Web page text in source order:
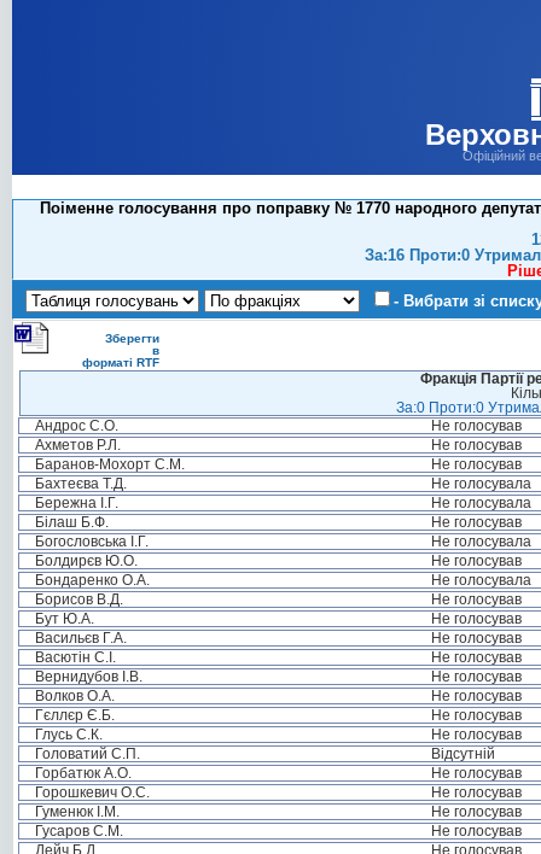
Офіційний
Поіменне голосування про поправку № 1770 народного
За:16 Проти:0
- Вибрати зі
Зберегти
в
форматі RTF
Фракція Партії
За:0 Проти:0
Андрос С.О.
Не голосував
Ахметов Р.Л.
Не голосував
Баранов-Мохорт С.М.
Не голосував
Бахтеєва Т.Д.
Не голосувала
Бережна І.Г.
Не голосувала
Білаш Б.Ф.
Не голосував
Богословська І.Г.
Не голосувала
Болдирєв Ю.О.
Не голосував
Бондаренко О.А.
Не голосувала
Борисов В.Д.
Не голосував
Бут Ю.А.
Не голосував
Васильєв Г.А.
Не голосував
Васютін С.І.
Не голосував
Вернидубов І.В.
Не голосував
Волков О.А.
Не голосував
Гєллєр Є.Б.
Не голосував
Глусь С.К.
Не голосував
Головатий С.П.
Відсутній
Горбатюк А.О.
Не голосував
Горошкевич О.С.
Не голосував
Гуменюк І.М.
Не голосував
Гусаров С.М.
Не голосував
Дейч Б.Д.
Не голосував